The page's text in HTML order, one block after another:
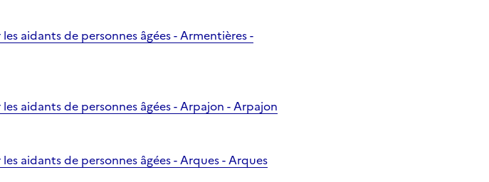
aidants de personnes âgées - Armentières -
aidants de personnes âgées - Arpajon - Arpajon
aidants de personnes âgées - Arques - Arques